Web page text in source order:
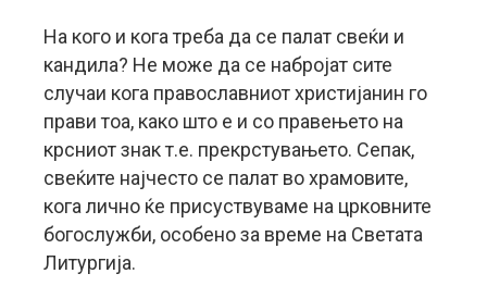
На кого и кога треба да се палат свеќи и
кандила? Не може да се набројат сите
случаи кога православниот христијанин го
прави тоа, како што е и со правењето на
крсниот знак т.е. прекрстувањето. Сепак,
свеќите најчесто се палат во храмовите,
кога лично ќе присуствуваме на црковните
богослужби, особено за време на Светата
Литургија.